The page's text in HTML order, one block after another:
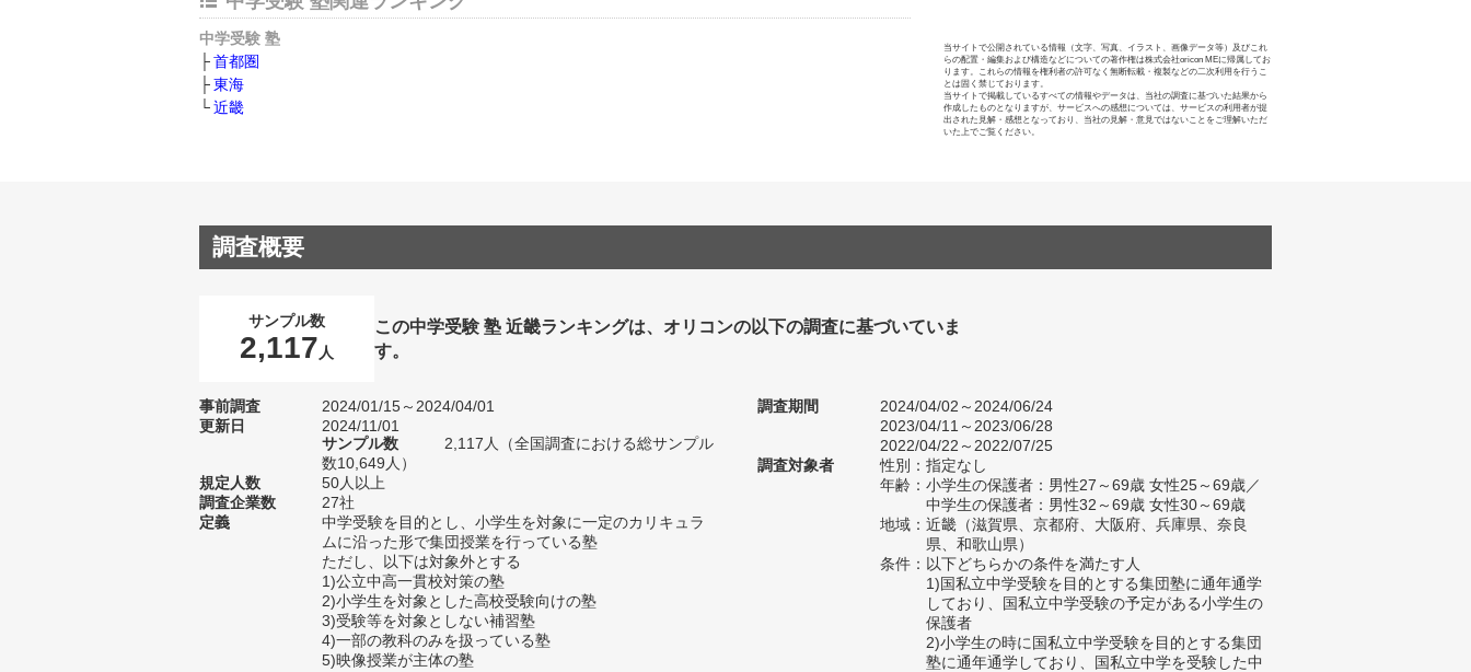
中学受験 塾
首都圏
東海
近畿
当サイトで公開されている情報（文字、写真、イラスト、画像データ等）及びこれ
らの配置・編集および構造などについての著作権は株式会社oricon MEに帰属してお
ります。これらの情報を権利者の許可なく無断転載・複製などの二次利用を行うこ
とは固く禁じております。
当サイトで掲載しているすべての情報やデータは、当社の調査に基づいた結果から
作成したものとなりますが、サービスへの感想については、サービスの利用者が提
出された見解・感想となっており、当社の見解・意見ではないことをご理解いただ
いた上でご覧ください。
調査概要
サンプル数
2,117 人
この中学受験 塾 近畿ランキングは、オリコンの以下の調査に基づいていま
す。
事前調査
2024/01/15～2024/04/01
更新日
2024/11/01
サンプル数
2,117人（全国調査における総サンプル
数10,649人）
規定人数
50人以上
調査企業数
27社
定義
中学受験を目的とし、小学生を対象に一定のカリキュラ
ムに沿った形で集団授業を行っている塾
ただし、以下は対象外とする
1)公立中高一貫校対策の塾
2)小学生を対象とした高校受験向けの塾
3)受験等を対象としない補習塾
4)一部の教科のみを扱っている塾
5)映像授業が主体の塾
調査期間
2024/04/02～2024/06/24
2023/04/11～2023/06/28
2022/04/22～2022/07/25
調査対象者
性別：指定なし
年齢：小学生の保護者：男性27～69歳 女性25～69歳／
中学生の保護者：男性32～69歳 女性30～69歳
地域：近畿（滋賀県、京都府、大阪府、兵庫県、奈良
県、和歌山県）
条件：以下どちらかの条件を満たす人
1)国私立中学受験を目的とする集団塾に通年通学
しており、国私立中学受験の予定がある小学生の
保護者
2)小学生の時に国私立中学受験を目的とする集団
塾に通年通学しており、国私立中学を受験した中